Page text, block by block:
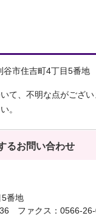
市住吉町4丁目5番地
て、不明な点がござい
。
るお問い合わせ
5番地
ファクス：0566-26-